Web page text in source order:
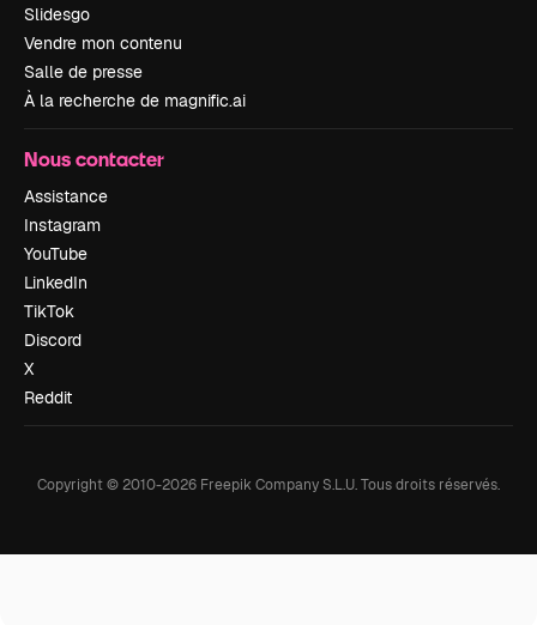
Slidesgo
Vendre mon contenu
Salle de presse
À la recherche de magnific.ai
Nous contacter
Assistance
Instagram
YouTube
LinkedIn
TikTok
Discord
X
Reddit
Copyright © 2010-2026 Freepik Company S.L.U.Tous droits réservés.